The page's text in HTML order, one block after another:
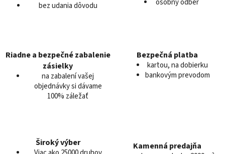
bez udania dôvodu
osobný odber
Riadne a bezpečné zabalenie
zásielky
na zabalení vašej
objednávky si dávame
100% záležať
Bezpečná platba
kartou, na dobierku
bankovým prevodom
Široký výber Kamenná predajňa